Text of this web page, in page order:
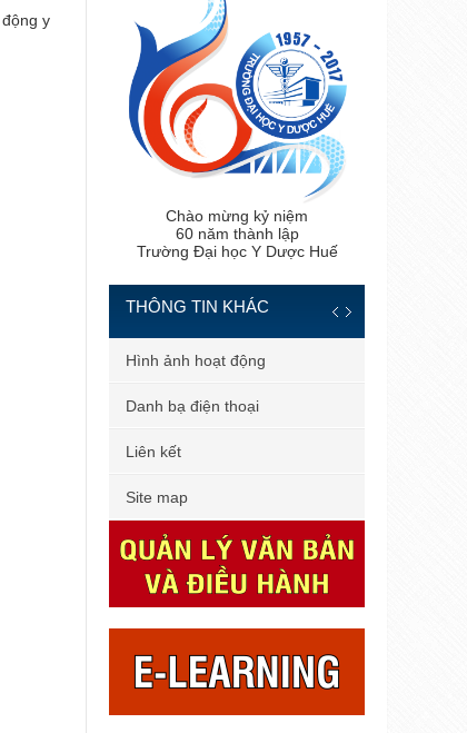
y
Đêm nhạc “ Nối vòng tay lớn” –16 năm
Công Sơn và chào mừng kỷ niệm 60
lập Trường Đại học Y Dược Huế
Chào mừng kỷ niệm
60 năm thành lập
Trường Đại học Y Dược Huế
THÔNG TIN KHÁC
Hình ảnh hoạt động
Danh bạ điện thoại
Liên kết
Site map